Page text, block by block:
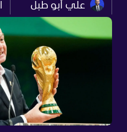
علي أبو طبل